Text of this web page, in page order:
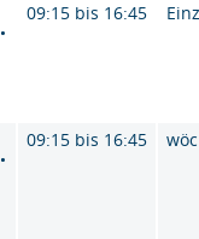
09:15 bis 16:45
09:15 bis 16:45